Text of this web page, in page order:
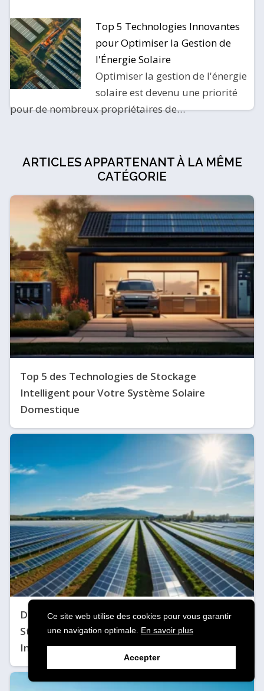
Top 5 Technologies Innovantes
pour Optimiser la Gestion de
l'Énergie Solaire
Optimiser la gestion de l'énergie
solaire est devenu une priorité
pour de nombreux propriétaires de…
ARTICLES APPARTENANT À LA MÊME
CATÉGORIE
Top 5 des Technologies de Stockage
Intelligent pour Votre Système Solaire
Domestique
Découvrez les Meilleures Solutions de
Stockage Intelligent pour Grandes
Installations Solaires
Ce site web utilise des cookies pour vous garantir
une navigation optimale. En savoir plus
Accepter